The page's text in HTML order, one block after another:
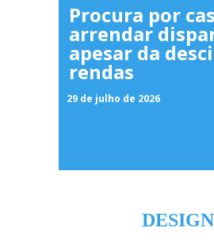
Procura por
arrendar
apesar da
rendas
29 de julho de 2026
DESIGN